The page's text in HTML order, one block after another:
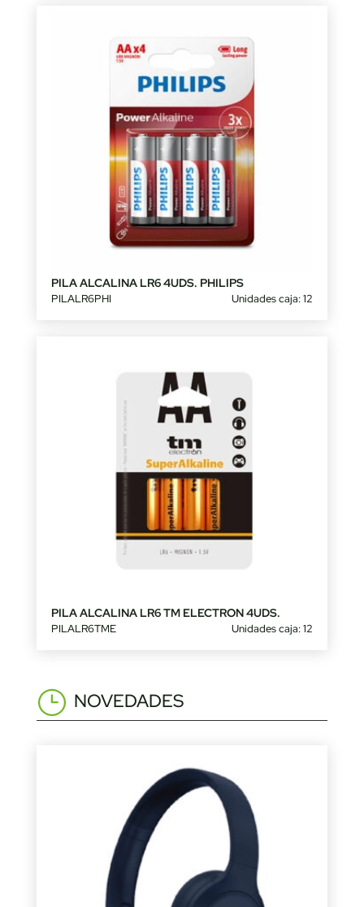
PILA ALCALINA LR6 4UDS. PHILIPS
PILALR6PHI Unidades caja: 12
PILA ALCALINA LR6 TM ELECTRON 4UDS.
PILALR6TME Unidades caja: 12
NOVEDADES